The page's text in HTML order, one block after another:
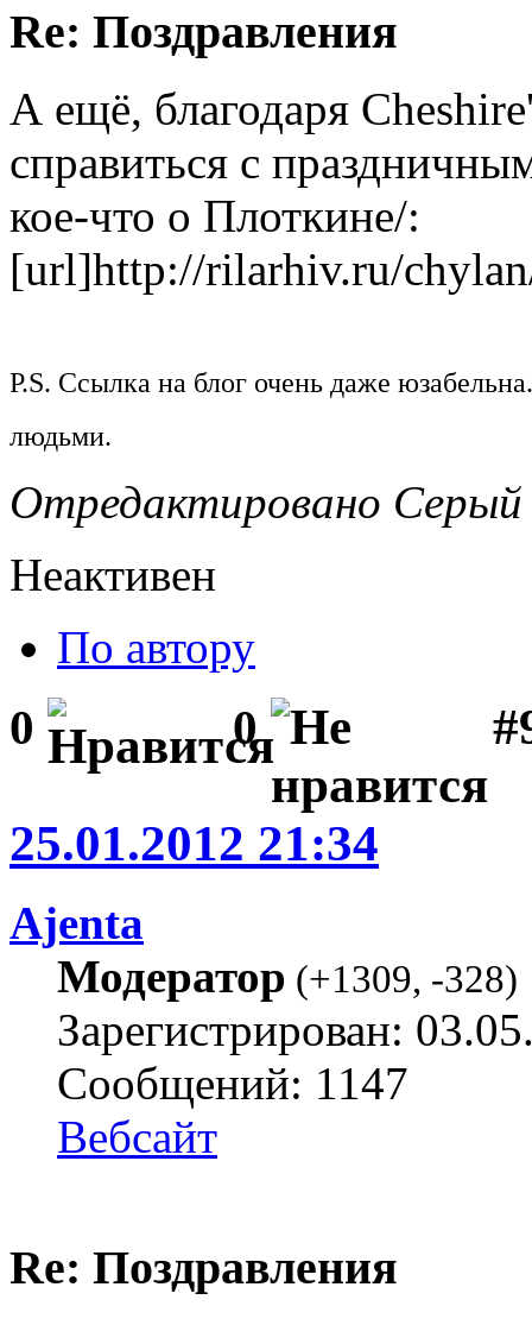
Re: Поздравления
А ещё, благодаря
справиться с
кое-что о Плоткине/:
[url]http://rilarhiv.ru/
P.S. Ссылка на блог очень даже
людьми.
Отредактировано
Неактивен
По автору
0 0
25.01.2012 21:34
Ajenta
Модератор (+1309, -328)
Зарегистрирован:
Сообщений: 1147
Вебсайт
Re: Поздравления